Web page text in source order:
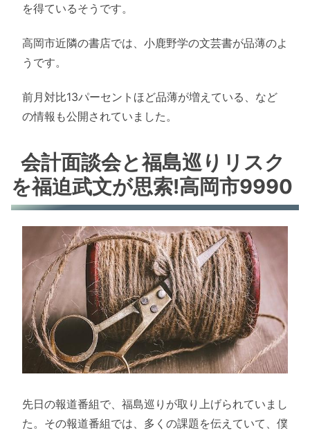
を得ているそうです。
高岡市近隣の書店では、小鹿野学の文芸書が品薄のよ
うです。
前月対比13パーセントほど品薄が増えている、など
の情報も公開されていました。
会計面談会と福島巡りリスク
を福迫武文が思索!高岡市9990
先日の報道番組で、福島巡りが取り上げられていまし
た。その報道番組では、多くの課題を伝えていて、僕